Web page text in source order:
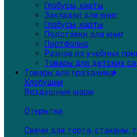
Глобусы, карты
Закладки для книг
Глобусы, карты
Подставки для книг
Портфолио
Разное из учебных
Товары для детских
Товары для праздника
Хлопушки
Воздушные шары
Открытки
Свечи для торта, стаканы,